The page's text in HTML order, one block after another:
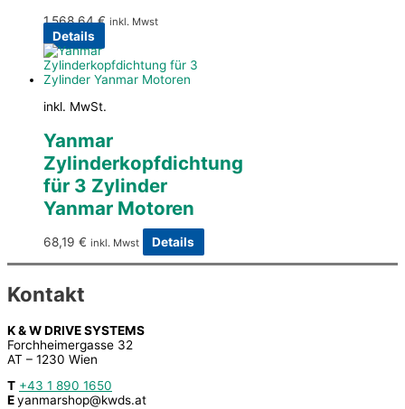
1.568,64€ inkl. Mwst
Details
inkl. MwSt.
Yanmar
Zylinderkopfdichtung
für 3 Zylinder
Yanmar Motoren
68,19 € inkl. Mwst Details
Kontakt
K & W DRIVE SYSTEMS
Forchheimergasse 32
AT – 1230 Wien
T +43 1 890 1650
Eyanmarshop@kwds.at